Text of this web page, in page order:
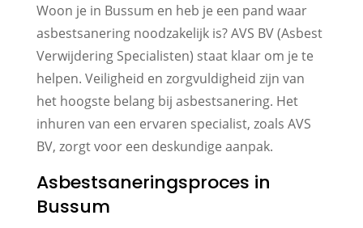
Woon je in Bussum en heb je een pand waar
asbestsanering noodzakelijk is? AVS BV (Asbest
Verwijdering Specialisten) staat klaar om je te
helpen. Veiligheid en zorgvuldigheid zijn van
het hoogste belang bij asbestsanering. Het
inhuren van een ervaren specialist, zoals AVS
BV, zorgt voor een deskundige aanpak.
Asbestsaneringsproces in
Bussum